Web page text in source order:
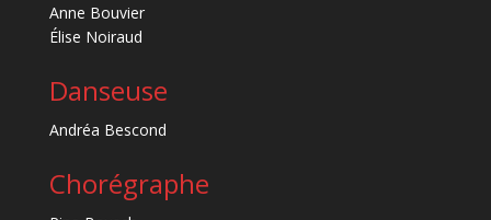
Anne Bouvier
Élise Noiraud
Danseuse
Andréa Bescond
Chorégraphe